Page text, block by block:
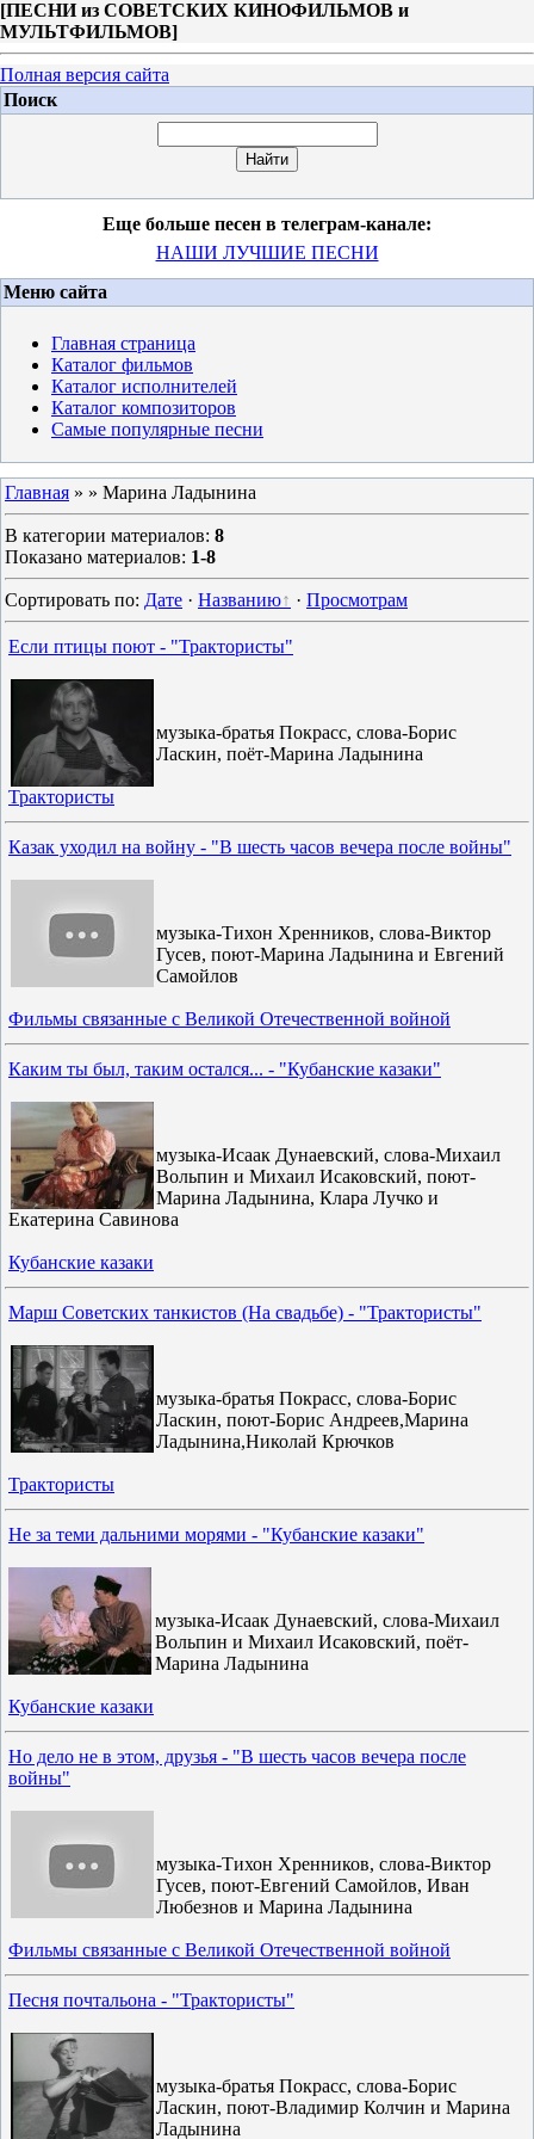
[ПЕСНИ из СОВЕТСКИХ КИНОФИЛЬМОВ и
МУЛЬТФИЛЬМОВ]
Полная версия сайта
Поиск
Еще больше песен в телеграм-канале:
НАШИ ЛУЧШИЕ ПЕСНИ
Меню сайта
Главная страница
Каталог фильмов
Каталог исполнителей
Каталог композиторов
Самые популярные песни
Главная » » Марина Ладынина
В категории материалов: 8
Показано материалов: 1-8
Сортировать по: Дате · Названию · Просмотрам
Если птицы поют - "Трактористы"
музыка-братья Покрасс, слова-Борис
Ласкин, поёт-Марина Ладынина
Трактористы
Казак уходил на войну - "В шесть часов вечера после войны"
музыка-Тихон Хренников, слова-Виктор
Гусев, поют-Марина Ладынина и Евгений
Самойлов
Фильмы связанные с Великой Отечественной войной
Каким ты был, таким остался... - "Кубанские казаки"
музыка-Исаак Дунаевский, слова-Михаил
Вольпин и Михаил Исаковский, поют-
Марина Ладынина, Клара Лучко и
Екатерина Савинова
Кубанские казаки
Марш Советских танкистов (На свадьбе) - "Трактористы"
музыка-братья Покрасс, слова-Борис
Ласкин, поют-Борис Андреев,Марина
Ладынина,Николай Крючков
Трактористы
Не за теми дальними морями - "Кубанские казаки"
музыка-Исаак Дунаевский, слова-Михаил
Вольпин и Михаил Исаковский, поёт-
Марина Ладынина
Кубанские казаки
Но дело не в этом, друзья - "В шесть часов вечера после
войны"
музыка-Тихон Хренников, слова-Виктор
Гусев, поют-Евгений Самойлов, Иван
Любезнов и Марина Ладынина
Фильмы связанные с Великой Отечественной войной
Песня почтальона - "Трактористы"
музыка-братья Покрасс, слова-Борис
Ласкин, поют-Владимир Колчин и Марина
Ладынина